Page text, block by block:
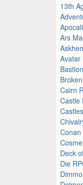
13th
Ars
Avatar
Cairn
Castle
Conan
Deck
Die